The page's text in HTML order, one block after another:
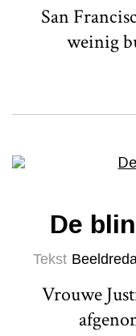
San
weinig
De
Tekst
Vrouwe